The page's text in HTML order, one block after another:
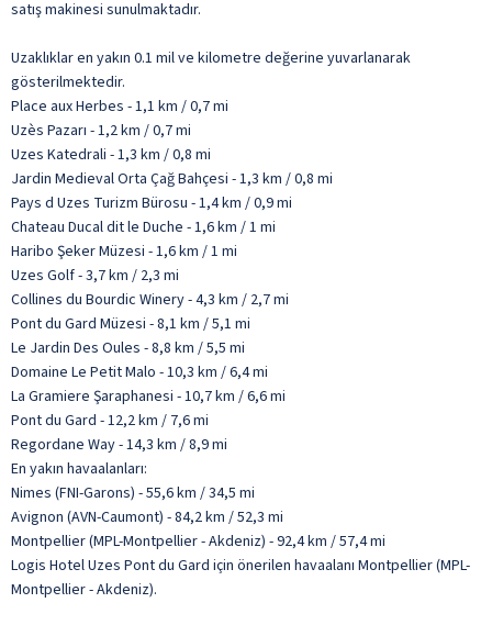
satış makinesi sunulmaktadır.
Uzaklıklar en yakın 0.1 mil ve kilometre değerine yuvarlanarak
gösterilmektedir.
Place aux Herbes - 1,1 km / 0,7 mi
Uzès Pazarı - 1,2 km / 0,7 mi
Uzes Katedrali - 1,3 km / 0,8 mi
Jardin Medieval Orta Çağ Bahçesi - 1,3 km / 0,8 mi
Pays d Uzes Turizm Bürosu - 1,4 km / 0,9 mi
Chateau Ducal dit le Duche - 1,6 km / 1 mi
Haribo Şeker Müzesi - 1,6 km / 1 mi
Uzes Golf - 3,7 km / 2,3 mi
Collines du Bourdic Winery - 4,3 km / 2,7 mi
Pont du Gard Müzesi - 8,1 km / 5,1 mi
Le Jardin Des Oules - 8,8 km / 5,5 mi
Domaine Le Petit Malo - 10,3 km / 6,4 mi
La Gramiere Şaraphanesi - 10,7 km / 6,6 mi
Pont du Gard - 12,2 km / 7,6 mi
Regordane Way - 14,3 km / 8,9 mi
En yakın havaalanları:
Nimes (FNI-Garons) - 55,6 km / 34,5 mi
Avignon (AVN-Caumont) - 84,2 km / 52,3 mi
Montpellier (MPL-Montpellier - Akdeniz) - 92,4 km / 57,4 mi
Logis Hotel Uzes Pont du Gard için önerilen havaalanı Montpellier (MPL-
Montpellier - Akdeniz).